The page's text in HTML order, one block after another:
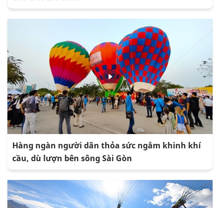
Hàng ngàn người dân thỏa sức ngắm khinh khí
cầu, dù lượn bên sông Sài Gòn